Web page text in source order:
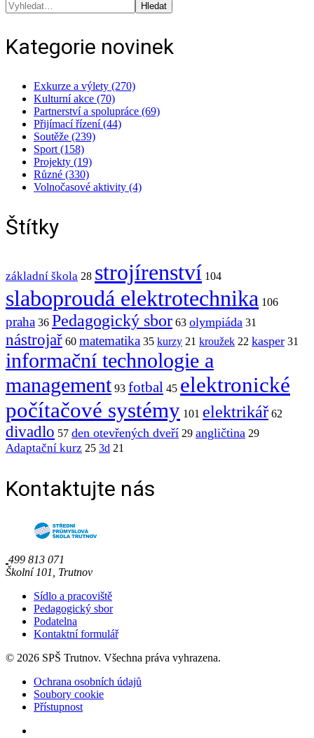
Hledat
Kategorie novinek
Exkurze a výlety (270)
Kulturní akce (70)
Partnerství a spolupráce (69)
Přijímací řízení (44)
Soutěže (239)
Sport (158)
Projekty (19)
Různé (330)
Volnočasové aktivity (4)
Štítky
základní škola 28 strojírenství 104
slaboproudá elektrotechnika 106
praha 36 Pedagogický sbor 63 olympiáda 31
nástrojař 60 matematika 35 kurzy 21 kroužek 22 kasper 31
informační technologie a
management 93 fotbal 45 elektronické
počítačové systémy 101 elektrikář 62
divadlo 57 den otevřených dveří 29 angličtina 29
Adaptační kurz 25 3d 21
Kontaktujte nás
499 813 071
Školní 101, Trutnov
Sídlo a pracoviště
Pedagogický sbor
Podatelna
Kontaktní formulář
© 2026 SPŠ Trutnov. Všechna práva vyhrazena.
Ochrana osobních údajů
Soubory cookie
Přístupnost